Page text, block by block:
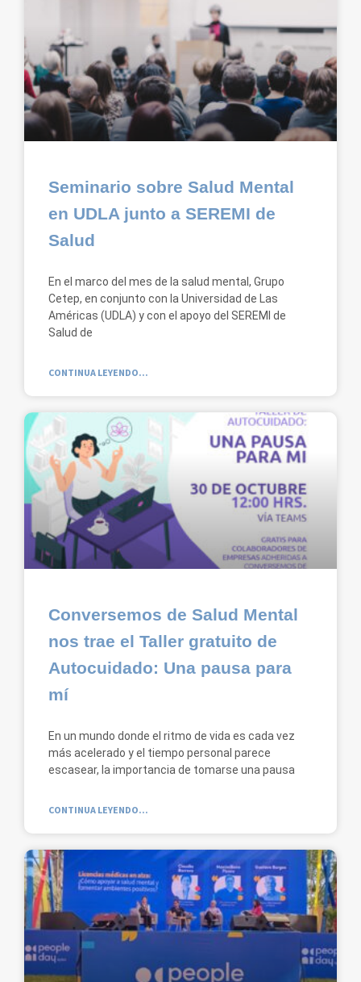
Seminario sobre Salud Mental
en UDLA junto a SEREMI de
Salud
En el marco del mes de la salud mental, Grupo
Cetep, en conjunto con la Universidad de Las
Américas (UDLA) y con el apoyo del SEREMI de
Salud de
CONTINUA LEYENDO...
Conversemos de Salud Mental
nos trae el Taller gratuito de
Autocuidado: Una pausa para
mí
En un mundo donde el ritmo de vida es cada vez
más acelerado y el tiempo personal parece
escasear, la importancia de tomarse una pausa
CONTINUA LEYENDO...